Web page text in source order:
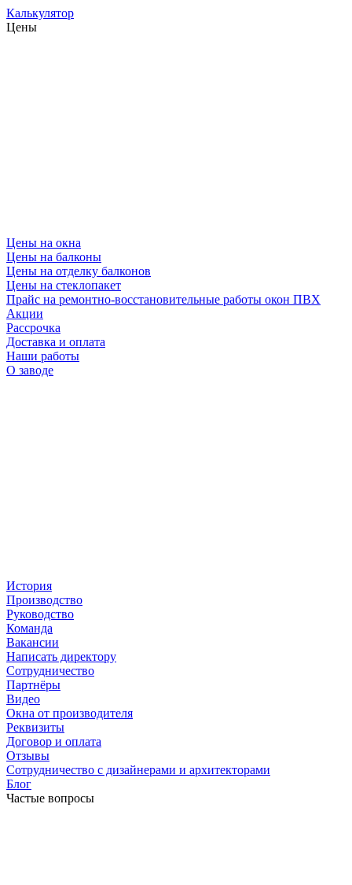
Калькулятор
Цены
Цены на окна
Цены на балконы
Цены на отделку балконов
Цены на стеклопакет
Прайс на ремонтно-восстановительные работы окон ПВХ
Акции
Рассрочка
Доставка и оплата
Наши работы
О заводе
История
Производство
Руководство
Команда
Вакансии
Написать директору
Сотрудничество
Партнёры
Видео
Окна от производителя
Реквизиты
Договор и оплата
Отзывы
Сотрудничество с дизайнерами и архитекторами
Блог
Частые вопросы